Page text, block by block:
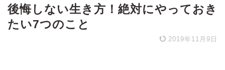
後悔しない生き方！絶対にやっておき
たい7つのこと
2019年11月9日